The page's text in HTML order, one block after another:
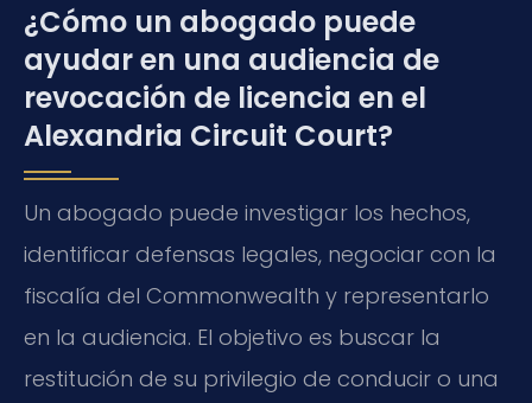
¿Cómo un abogado puede
ayudar en una audiencia de
revocación de licencia en el
Alexandria Circuit Court?
Un abogado puede investigar los hechos,
identificar defensas legales, negociar con la
fiscalía del Commonwealth y representarlo
en la audiencia. El objetivo es buscar la
restitución de su privilegio de conducir o una